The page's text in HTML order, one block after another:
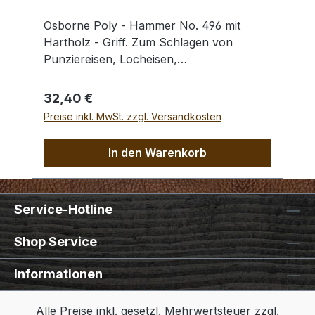
Osborne Poly - Hammer No. 496 mit
Hartholz - Griff. Zum Schlagen von
Punziereisen, Locheisen,
Schlagfläche. Wenig Rückschlag durch
schlagabsorbierenden Poly -
Hammerkopf. 240 gr Gesamtgewicht /
Regulärer Preis:
32,40 €
Preise inkl. MwSt. zzgl. Versandkosten
In den Warenkorb
Service-Hotline
Shop Service
Informationen
Alle Preise inkl. gesetzl. Mehrwertsteuer zzgl.